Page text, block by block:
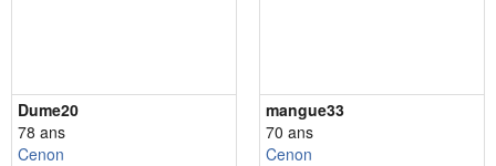
Dume20
78 ans
Cenon
mangue33
70 ans
Cenon